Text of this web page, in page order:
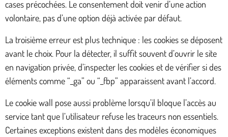
cases précochées. Le consentement doit venir d’une action
volontaire, pas d’une option déjà activée par défaut.
La troisième erreur est plus technique : les cookies se déposent
avant le choix. Pour la détecter, il suffit souvent d’ouvrir le site
en navigation privée, d’inspecter les cookies et de vérifier si des
éléments comme “_ga” ou “_fbp” apparaissent avant l’accord.
Le cookie wall pose aussi problème lorsqu’il bloque l’accès au
service tant que l’utilisateur refuse les traceurs non essentiels.
Certaines exceptions existent dans des modèles économiques